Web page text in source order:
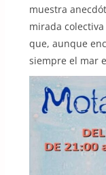
muestra
mirada
que, aunque
siempre el mar